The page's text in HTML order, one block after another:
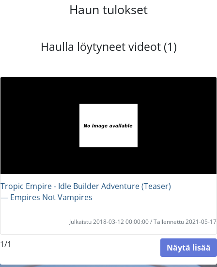
Haun tulokset
Haulla löytyneet videot (1)
Tropic Empire - Idle Builder Adventure (Teaser)
― Empires Not Vampires
Julkaistu 2018-03-12 00:00:00 / Tallennettu 2021-05-17
1/1 Näytä lisää